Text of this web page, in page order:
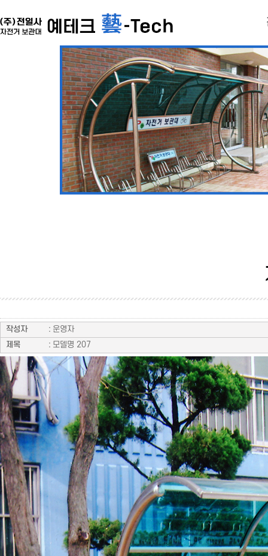
작성자 : 운영자
제목
: 모델명 207